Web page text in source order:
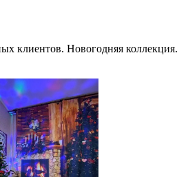
клиентов. Новогодняя коллекция.